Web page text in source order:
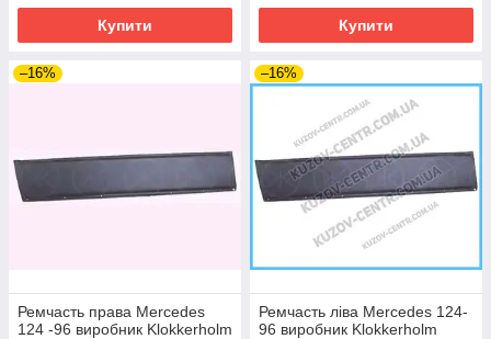
Купити Купити
–16%
Ремчасть права Mercedes
124 -96 виробник Klokkerholm
–16%
Ремчасть ліва Mercedes 124-
96 виробник Klokkerholm